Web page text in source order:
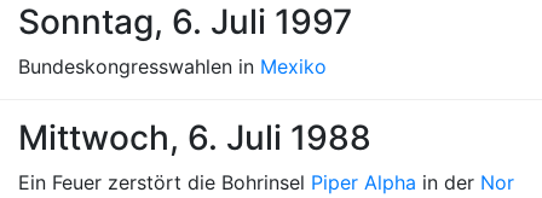
Sonntag, 6. Juli 1997
Bundeskongresswahlen in Mexiko
Mittwoch, 6. Juli 1988
Ein Feuer zerstört die Bohrinsel Piper Alpha in der Nor